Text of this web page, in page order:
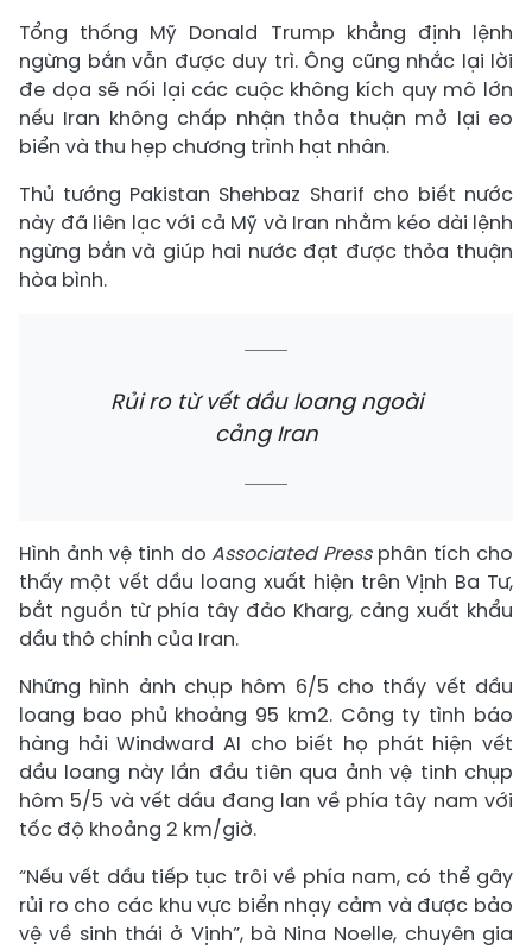
Tổng thống Mỹ Donald Trump khẳng định lệnh
ngừng bắn vẫn được duy trì. Ông cũng nhắc lại lời
đe dọa sẽ nối lại các cuộc không kích quy mô lớn
nếu Iran không chấp nhận thỏa thuận mở lại eo
biển và thu hẹp chương trình hạt nhân.
Thủ tướng Pakistan Shehbaz Sharif cho biết nước
này đã liên lạc với cả Mỹ và Iran nhằm kéo dài lệnh
ngừng bắn và giúp hai nước đạt được thỏa thuận
hòa bình.
Rủi ro từ vết dầu loang ngoài
cảng Iran
Hình ảnh vệ tinh do Associated Pressphân tích cho
thấy một vết dầu loang xuất hiện trên Vịnh Ba Tư,
bắt nguồn từ phía tây đảo Kharg, cảng xuất khẩu
dầu thô chính của Iran.
Những hình ảnh chụp hôm 6/5 cho thấy vết dầu
loang bao phủ khoảng 95 km2. Công ty tình báo
hàng hải Windward AI cho biết họ phát hiện vết
dầu loang này lần đầu tiên qua ảnh vệ tinh chụp
hôm 5/5 và vết dầu đang lan về phía tây nam với
tốc độ khoảng 2 km/giờ.
“Nếu vết dầu tiếp tục trôi về phía nam, có thể gây
rủi ro cho các khu vực biển nhạy cảm và được bảo
vệ về sinh thái ở Vịnh”, bà Nina Noelle, chuyên gia